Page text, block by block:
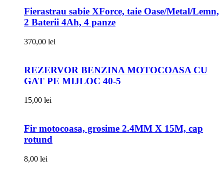
Fierastrau sabie XForce, taie Oase/Metal/Lemn,
2 Baterii 4Ah, 4 panze
370,00 lei
REZERVOR BENZINA MOTOCOASA CU
GAT PE MIJLOC 40-5
15,00 lei
Fir motocoasa, grosime 2.4MM X 15M, cap
rotund
8,00 lei